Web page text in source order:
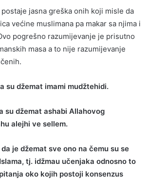
jasna greška onih koji misle da
većine muslimana pa makar sa njima i
pogrešno razumijevanje je prisutno
masa a to nije razumijevanje
su džemat imami mudžtehidi.
su džemat ashabi Allahovog
alejhi ve sellem.
je džemat sve ono na čemu su se
tj. idžmau učenjaka odnosno to
oko kojih postoji konsenzus